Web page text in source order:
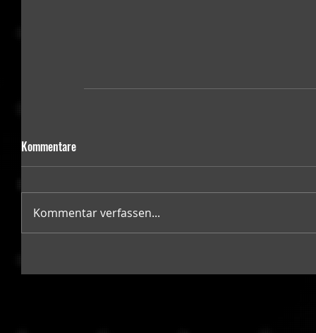
Kommentare
Kommentar verfassen...